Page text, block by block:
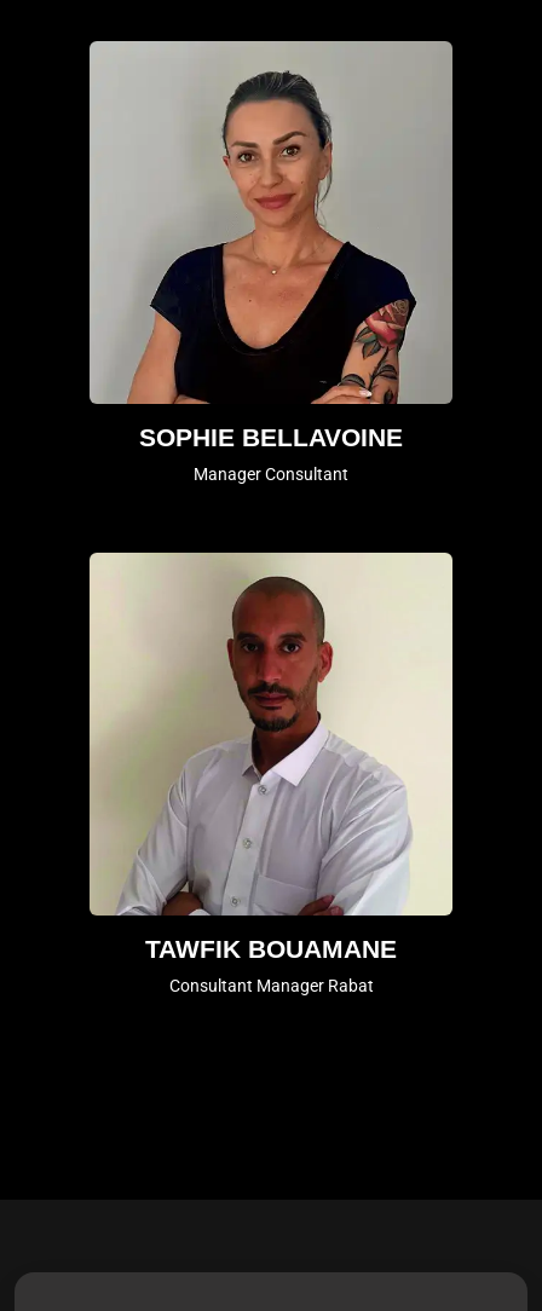
SOPHIE BELLAVOINE
Manager Consultant
TAWFIK BOUAMANE
Consultant Manager Rabat